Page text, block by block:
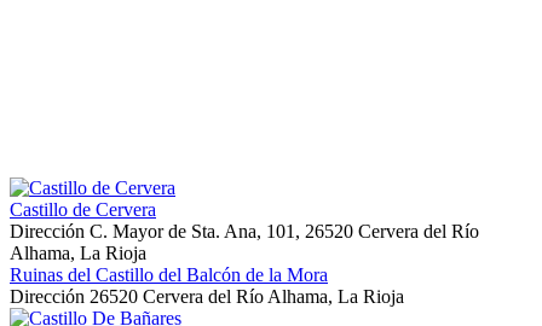
Castillo de Cervera
Dirección C. Mayor de Sta. Ana, 101, 26520 Cervera del Río
Alhama, La Rioja
Ruinas del Castillo del Balcón de la Mora
Dirección 26520 Cervera del Río Alhama, La Rioja